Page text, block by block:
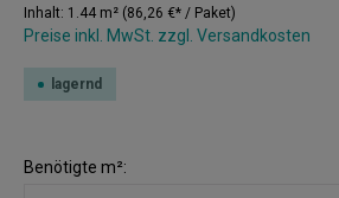
Inhalt: 1.44 m² (86,26 €* / Paket)
Preise inkl. MwSt. zzgl. Versandkosten
lagernd
Benötigte m²: